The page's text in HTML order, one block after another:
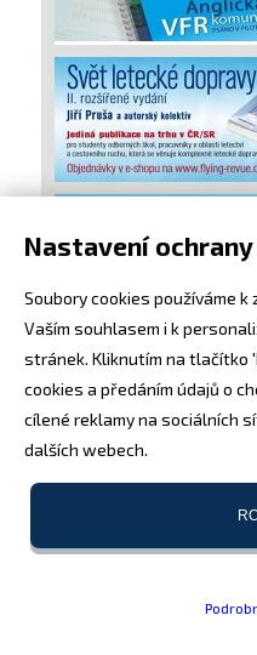
Nastavení
Soubory cookies používáme
Vaším souhlasem i k
stránek. Kliknutím na tlačítko
cookies a předáním údajů o
cílené reklamy na sociálních
dalších webech.